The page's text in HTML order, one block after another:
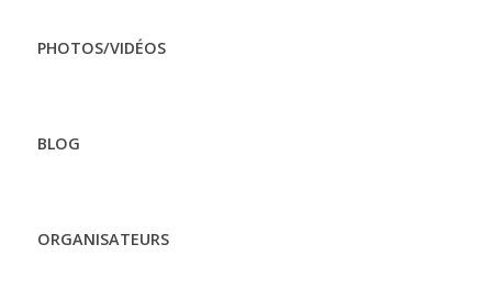
PHOTOS/VIDÉOS
BLOG
ORGANISATEURS